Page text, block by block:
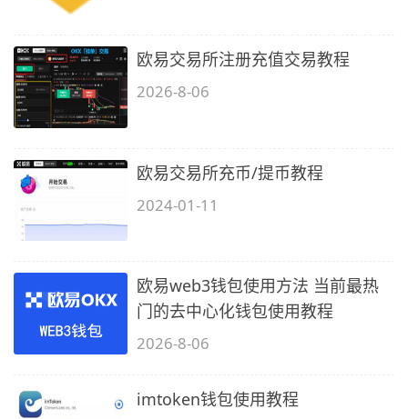
欧易交易所注册充值交易教程
2026-8-06
欧易交易所充币/提币教程
2024-01-11
欧易web3钱包使用方法 当前最热
门的去中心化钱包使用教程
2026-8-06
imtoken钱包使用教程